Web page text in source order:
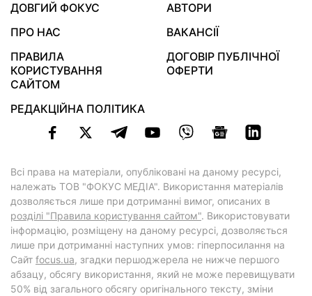
ДОВГИЙ ФОКУС
АВТОРИ
ПРО НАС
ВАКАНСІЇ
ПРАВИЛА
КОРИСТУВАННЯ
САЙТОМ
ДОГОВІР ПУБЛІЧНОЇ
ОФЕРТИ
РЕДАКЦІЙНА ПОЛІТИКА
Всі права на матеріали, опубліковані на даному ресурсі,
належать ТОВ "ФОКУС МЕДІА". Використання матеріалів
дозволяється лише при дотриманні вимог, описаних в
розділі "Правила користування сайтом". Використовувати
інформацію, розміщену на даному ресурсі, дозволяється
лише при дотриманні наступних умов: гіперпосилання на
Cайт focus.ua, згадки першоджерела не нижче першого
абзацу, обсягу використання, який не може перевищувати
50% від загального обсягу оригінального тексту, зміни